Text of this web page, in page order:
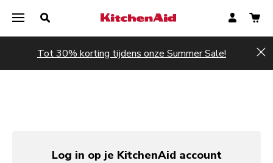
Tot 30% korting tijdens onze Summer Sale!
Log in op je KitchenAid account